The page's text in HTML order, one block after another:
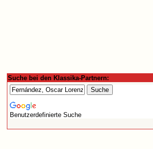
Suche bei den Klassika-Partnern:
Benutzerdefinierte Suche